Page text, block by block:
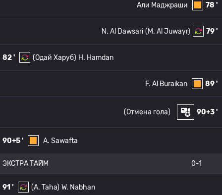
78 '
Али Маджраши
79 '
(M. Al Juwayr)
N. Al Dawsari
82 ' (Одай Харуб) H. Hamdan
89 '
F. Al Buraikan
90+3 '
(Отмена гола)
90+5 ' A. Sawafta
ЭКСТРА ТАЙМ 0-1
91 ' (A. Taha) W. Nabhan